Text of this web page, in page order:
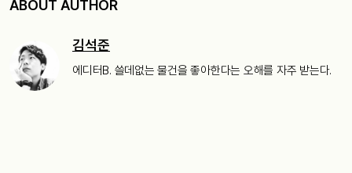
ABOUT AUTHOR
김석준
에디터B. 쓸데없는 물건을 좋아한다는 오해를 자주 받는다.